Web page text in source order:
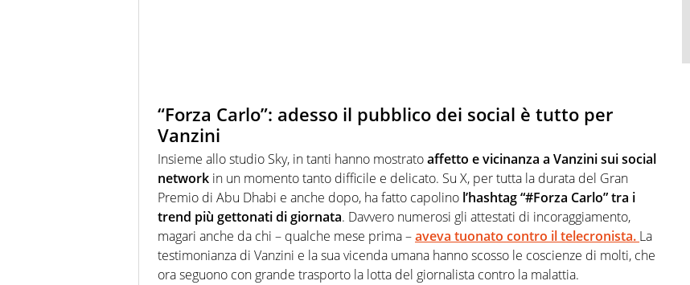
“Forza Carlo”: adesso il pubblico dei social è tutto per
Vanzini
Insieme allo studio Sky, in tanti hanno mostratoaffetto e vicinanza a Vanzini sui social
network in un momento tanto difficile e delicato. Su X, per tutta la durata del Gran
Premio di Abu Dhabi e anche dopo, ha fatto capolino l’hashtag “#Forza Carlo” tra i
trend più gettonati di giornata. Davvero numerosi gli attestati di incoraggiamento,
magari anche da chi – qualche mese prima –aveva tuonato contro il telecronista. La
testimonianza di Vanzini e la sua vicenda umana hanno scosso le coscienze di molti, che
ora seguono con grande trasporto la lotta del giornalista contro la malattia.